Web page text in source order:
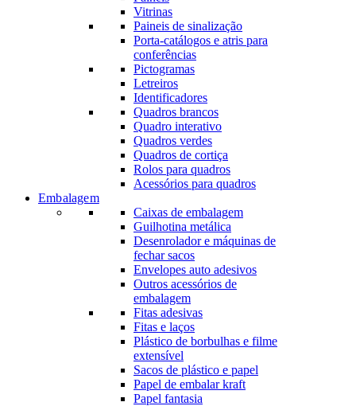
Vitrinas
Paineis de sinalização
Porta-catálogos e atris para
conferências
Pictogramas
Letreiros
Identificadores
Quadros brancos
Quadro interativo
Quadros verdes
Quadros de cortiça
Rolos para quadros
Acessórios para quadros
Embalagem
Caixas de embalagem
Guilhotina metálica
Desenrolador e máquinas de
fechar sacos
Envelopes auto adesivos
Outros acessórios de
embalagem
Fitas adesivas
Fitas e laços
Plástico de borbulhas e filme
extensível
Sacos de plástico e papel
Papel de embalar kraft
Papel fantasia